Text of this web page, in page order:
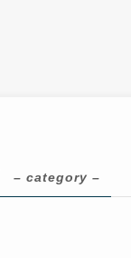
– category –